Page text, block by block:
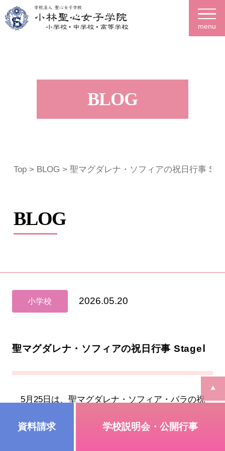
menu
BLOG
Top> BLOG > 聖マグダレナ・ソフィアの祝日行事
BLOG
小学校 2026.05.20
聖マグダレナ・ソフィアの祝日行事 StageⅠ
5月25日は、聖マグダレナ・ソフィア・バラの祝
を「天への誕生日」と呼び、祝日として記念する慣
資料請求 学校説明会・公開行事